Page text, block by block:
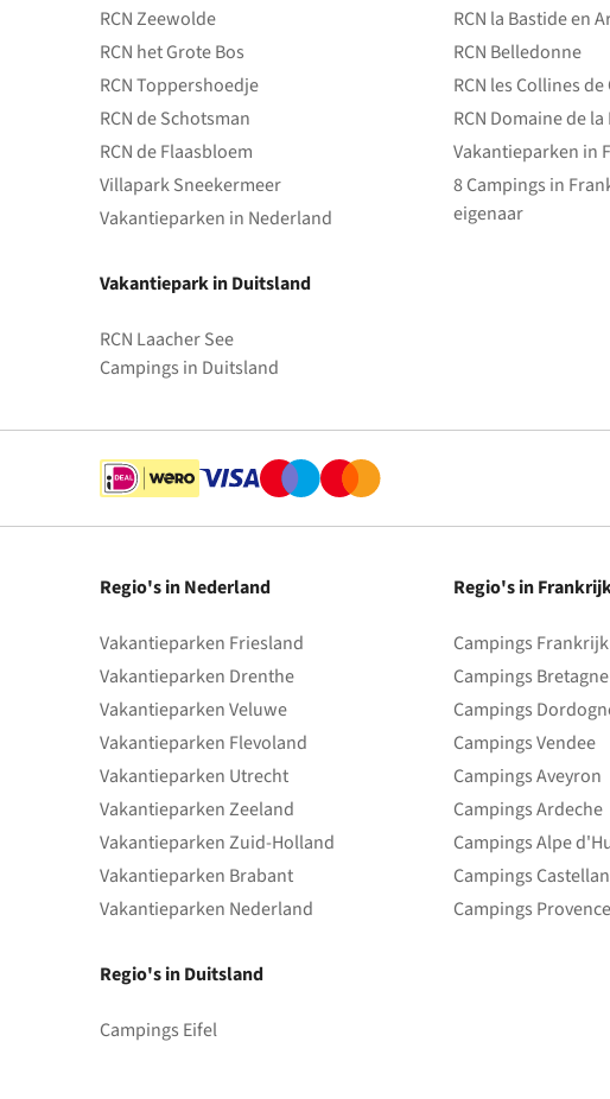
RCN Zeewolde
RCN het Grote Bos
RCN Toppershoedje
RCN de Schotsman
RCN de Flaasbloem
Villapark Sneekermeer
Vakantieparken in Nederland
Vakantiepark in Duitsland
RCN Laacher See
Campings in Duitsland
RCN la Bastide en
RCN Belledonne
RCN les Collines
RCN Domaine de
Vakantieparken in
8 Campings in
eigenaar
Regio's in Nederland
Vakantieparken Friesland
Vakantieparken Drenthe
Vakantieparken Veluwe
Vakantieparken Flevoland
Vakantieparken Utrecht
Vakantieparken Zeeland
Vakantieparken Zuid-Holland
Vakantieparken Brabant
Vakantieparken Nederland
Regio's in Duitsland
Campings Eifel
Regio's in
Campings Frankrijk
Campings Bretagne
Campings
Campings Vendee
Campings Aveyron
Campings Ardeche
Campings Alpe
Campings
Campings Provence